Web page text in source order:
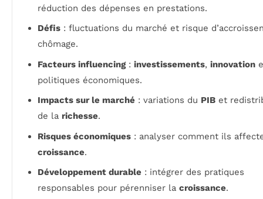
réduction des dépenses en prestations.
Défis : fluctuations du marché et risque
chômage.
Facteurs influencing: investissements, innovation
politiques économiques.
Impacts sur le marché : variations du PIB et
de la richesse.
Risques économiques : analyser comment ils
croissance.
Développement durable : intégrer des pratiques
responsables pour pérenniser la croissance.